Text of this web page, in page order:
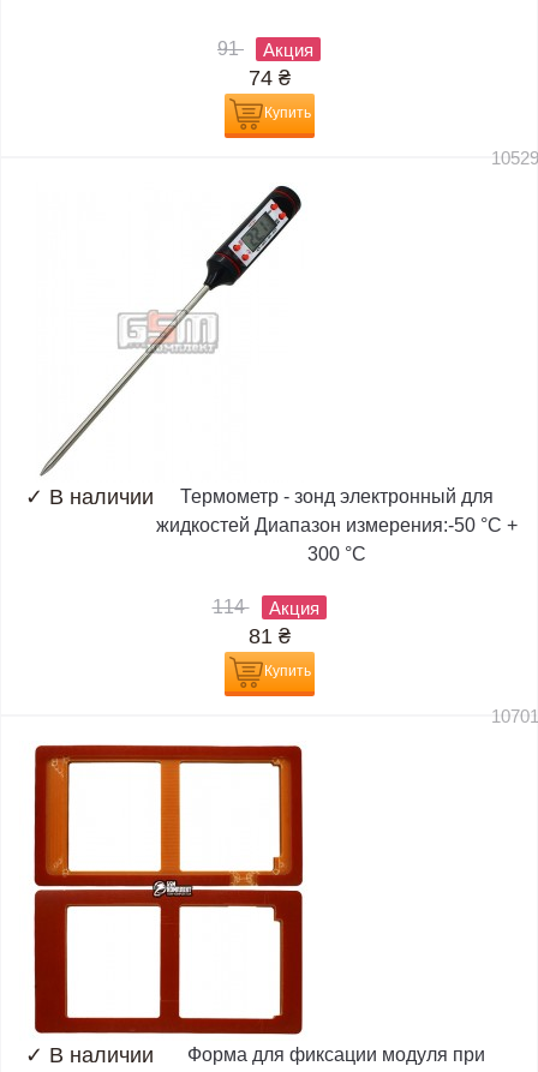
91 Акция
74 ₴
Купить
✓ В наличии
Термометр - зонд электронный для
жидкостей Диапазон измерения:-50 °C +
300 °C
114 Акция
81 ₴
Купить
✓ В наличии
Форма для фиксации модуля при